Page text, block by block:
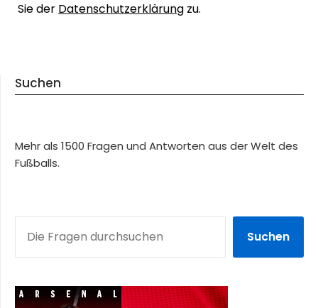
Sie der Datenschutzerklärung zu.
Suchen
Mehr als 1500 Fragen und Antworten aus der Welt des
Fußballs.
Suchen